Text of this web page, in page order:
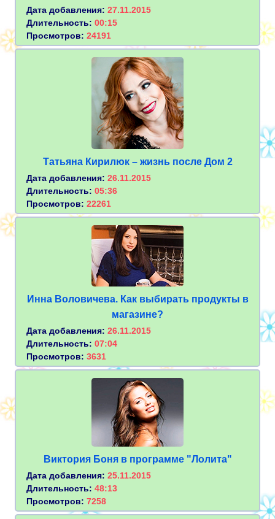
Дата добавления: 27.11.2015
Длительность: 00:15
Просмотров: 24191
Татьяна Кирилюк – жизнь после Дом 2
Дата добавления: 26.11.2015
Длительность: 05:36
Просмотров: 22261
Инна Воловичева. Как выбирать продукты в
магазине?
Дата добавления: 26.11.2015
Длительность: 07:04
Просмотров: 3631
Виктория Боня в программе "Лолита"
Дата добавления: 25.11.2015
Длительность: 48:13
Просмотров: 7258